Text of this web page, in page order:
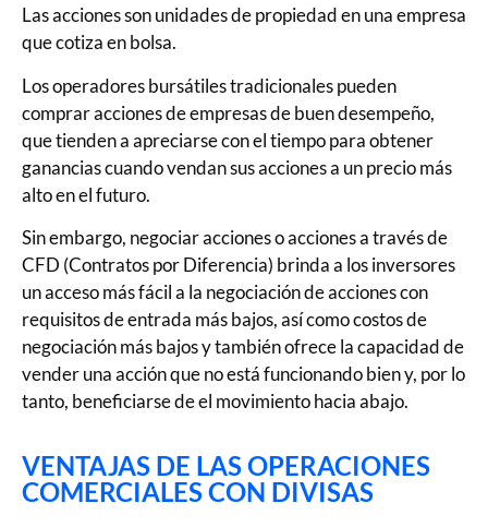
Las acciones son unidades de propiedad en una empresa
que cotiza en bolsa.
Los operadores bursátiles tradicionales pueden
comprar acciones de empresas de buen desempeño,
que tienden a apreciarse con el tiempo para obtener
ganancias cuando vendan sus acciones a un precio más
alto en el futuro.
Sin embargo, negociar acciones o acciones a través de
CFD (Contratos por Diferencia) brinda a los inversores
un acceso más fácil a la negociación de acciones con
requisitos de entrada más bajos, así como costos de
negociación más bajos y también ofrece la capacidad de
vender una acción que no está funcionando bien y, por lo
tanto, beneficiarse de el movimiento hacia abajo.
VENTAJAS DE LAS OPERACIONES
COMERCIALES CON DIVISAS